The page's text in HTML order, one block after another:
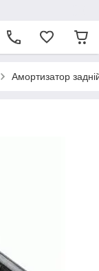
Амортизатор